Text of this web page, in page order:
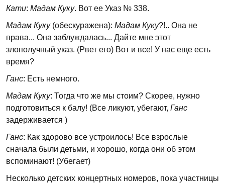
Кати: Мадам Куку. Вот ее Указ № 338.
Мадам Куку(обескуражена): Мадам Куку?!.. Она не
права... Она заблуждалась... Дайте мне этот
злополучный указ. (Рвет его) Вот и все! У нас еще есть
время?
Ганс: Есть немного.
Мадам Куку: Тогда что же мы стоим? Скорее, нужно
подготовиться к балу! (Все ликуют, убегают, Ганс
задерживается )
Ганс: Как здорово все устроилось! Все взрослые
сначала были детьми, и хорошо, когда они об этом
вспоминают! (Убегает)
Несколько детских концертных номеров, пока участницы